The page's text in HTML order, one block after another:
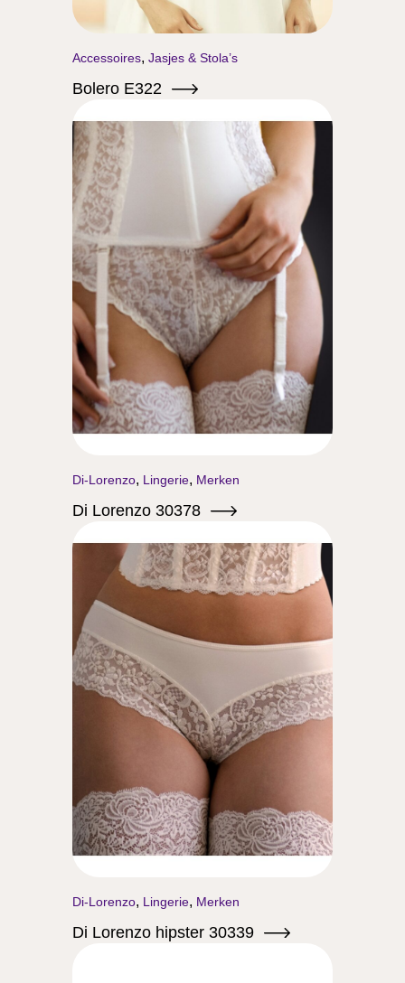
Accessoires, Jasjes & Stola’s
Bolero E322
Di-Lorenzo, Lingerie, Merken
Di Lorenzo 30378
Di-Lorenzo, Lingerie, Merken
Di Lorenzo hipster 30339